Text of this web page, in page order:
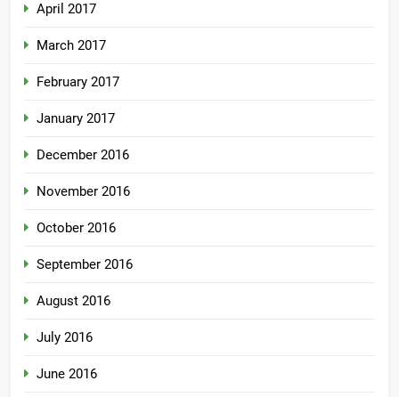
April 2017
March 2017
February 2017
January 2017
December 2016
November 2016
October 2016
September 2016
August 2016
July 2016
June 2016